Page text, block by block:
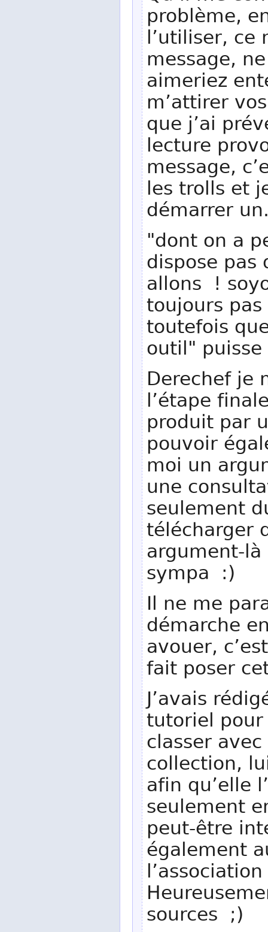
problème,
l’utiliser, ce
message,
aimeriez
m’attirer
que j’ai
lecture
message,
les trolls et
démarrer
"dont on a
dispose pas
allons !
toujours
toutefois
outil"
Derechef je
l’étape
produit par
pouvoir
moi un
une
seulement
télécharger
argument-là
sympa :)
Il ne me
démarche
avouer,
fait poser
J’avais
tutoriel
classer
collection,
afin qu’elle
seulement
peut-être
également
sources ;)